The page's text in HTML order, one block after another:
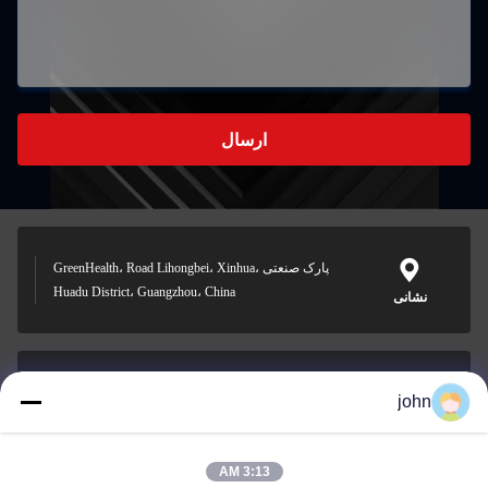
ارسال
نشانی
پارک صنعتی GreenHealth، Road Lihongbei، Xinhua،
Huadu District، Guangzhou، China
پست الکترونیک
john
3:13 AM